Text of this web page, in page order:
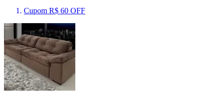
Cupom R$ 60 OFF